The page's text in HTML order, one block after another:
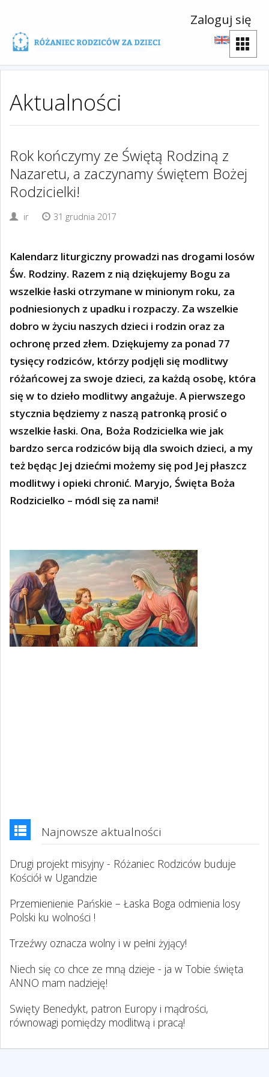
Zaloguj się
Aktualności
Rok kończymy ze Świętą Rodziną z
Nazaretu, a zaczynamy świętem Bożej
Rodzicielki!
ir 31 grudnia 2017
Kalendarz liturgiczny prowadzi nas drogami losów
Św. Rodziny. Razem z nią dziękujemy Bogu za
wszelkie łaski otrzymane w minionym roku, za
podniesionych z upadku i rozpaczy. Za wszelkie
dobro w życiu naszych dzieci i rodzin oraz za
ochronę przed złem. Dziękujemy za ponad 77
tysięcy rodziców, którzy podjęli się modlitwy
różańcowej za swoje dzieci, za każdą osobę, która
się w to dzieło modlitwy angażuje. A pierwszego
stycznia będziemy z naszą patronką prosić o
wszelkie łaski. Ona, Boża Rodzicielka wie jak
bardzo serca rodziców biją dla swoich dzieci, a my
też będąc Jej dziećmi możemy się pod Jej płaszcz
modlitwy i opieki chronić. Maryjo, Święta Boża
Rodzicielko – módl się za nami!
Najnowsze aktualności
Drugi projekt misyjny - Różaniec Rodziców buduje
Kościół w Ugandzie
Przemienienie Pańskie – Łaska Boga odmienia losy
Polski ku wolności !
Trzeźwy oznacza wolny i w pełni żyjący!
Niech się co chce ze mną dzieje - ja w Tobie święta
ANNO mam nadzieję!
Swięty Benedykt, patron Europy i mądrości,
równowagi pomiędzy modlitwą i pracą!